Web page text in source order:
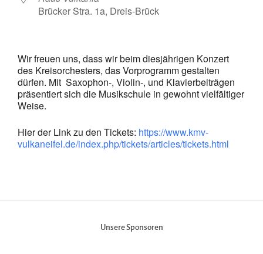
Brücker Stra. 1a, Dreis-Brück
Wir freuen uns, dass wir beim diesjährigen Konzert
des Kreisorchesters, das Vorprogramm gestalten
dürfen. Mit Saxophon-, Violin-, und Klavierbeiträgen
präsentiert sich die Musikschule in gewohnt vielfältiger
Weise.
Hier der Link zu den Tickets: https://www.kmv-
vulkaneifel.de/index.php/tickets/articles/tickets.html
Unsere Sponsoren